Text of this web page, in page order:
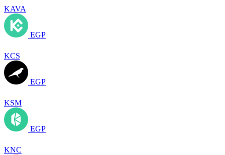
KAVA
EGP
KCS
EGP
KSM
EGP
KNC